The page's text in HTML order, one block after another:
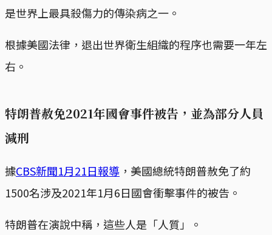
是世界上最具殺傷力的傳染病之一。
根據美國法律，退出世界衛生組織的程序也需要一年左
右。
特朗普赦免2021年國會事件被告，並為部分人員
減刑
據CBS新聞1月21日報導 ，美國總統特朗普赦免了約
1500名涉及2021年1月6日國會衝擊事件的被告。
特朗普在演說中稱，這些人是「人質」。